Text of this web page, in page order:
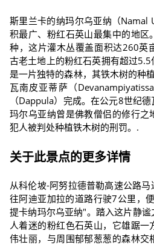
斯里兰卡的纳玛尔乌亚纳（Namal
积最广、粉红石英山最集中的地区
种，这片灌木丛覆盖面积达260英
古老土地上的粉红石英拥有超过
是一片独特的森林，其铁木树的种
瓦南皮亚蒂萨（
（Dappula）完成。在公元8世纪
玛尔乌亚纳曾是佛教僧侣的修行之
犯人被判处种植铁木树的刑罚。.
关于此景点的更多详情
从科伦坡-阿努拉德普勒高速公路
往阿迪亚加拉的道路行驶7公里，
提卡纳玛尔乌亚纳"。踏入这片静
人着迷的粉红色石英山，它雄踞一
伟壮丽，与周围郁郁葱葱的森林交